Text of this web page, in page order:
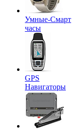
Умные-Смарт
часы
GPS
Навигаторы